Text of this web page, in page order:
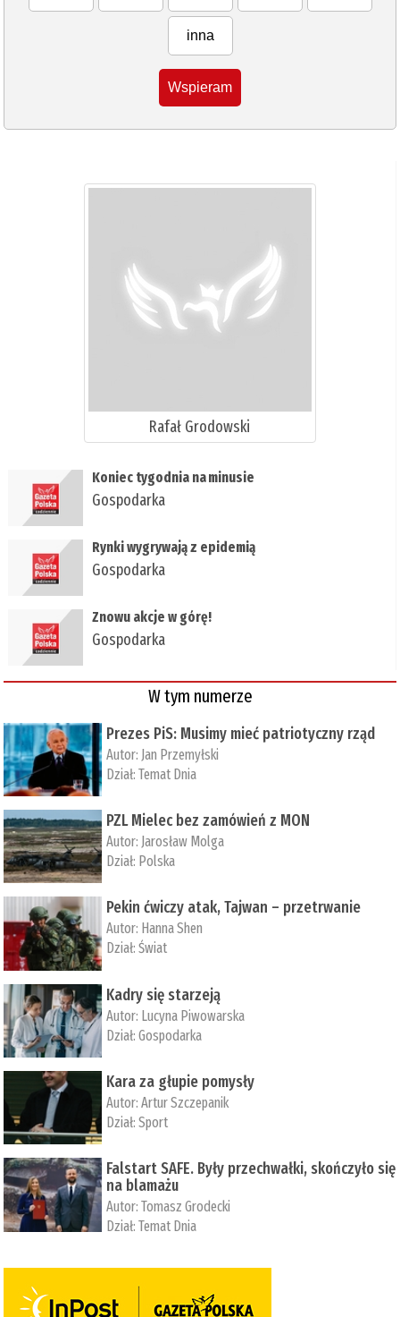
inna
Wspieram
Rafał Grodowski
​Koniec tygodnia na minusie
Gospodarka
​Rynki wygrywają z epidemią
Gospodarka
​Znowu akcje w górę!
Gospodarka
W tym numerze
Prezes PiS: Musimy mieć patriotyczny rząd
Autor: Jan Przemyłski
Dział:Temat Dnia
PZL Mielec bez zamówień z MON
Autor: Jarosław Molga
Dział: Polska
Pekin ćwiczy atak, Tajwan – przetrwanie
Autor: ­Hanna Shen
Dział:Świat
Kadry się starzeją
Autor: Lucyna Piwowarska
Dział:Gospodarka
Kara za głupie pomysły
Autor:Artur Szczepanik
Dział:Sport
Falstart SAFE. Były przechwałki, skończyło się
na blamażu
Autor:Tomasz Grodecki
Dział:Temat Dnia